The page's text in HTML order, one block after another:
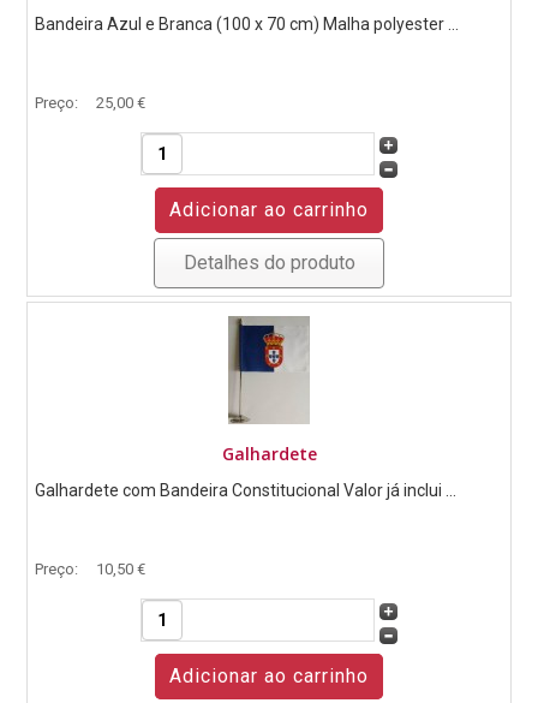
Bandeira Azul e Branca (100 x 70 cm) Malha polyester ...
Preço: 25,00 €
Detalhes do produto
Galhardete
Galhardete com Bandeira Constitucional Valor já inclui ...
Preço: 10,50 €